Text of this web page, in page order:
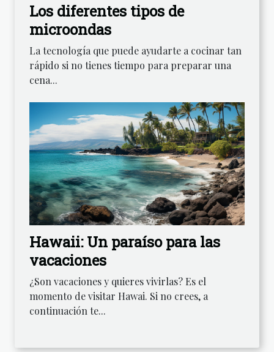
Los diferentes tipos de
microondas
La tecnología que puede ayudarte a cocinar tan
rápido si no tienes tiempo para preparar una
cena...
Hawaii: Un paraíso para las
vacaciones
¿Son vacaciones y quieres vivirlas? Es el
momento de visitar Hawai. Si no crees, a
continuación te...